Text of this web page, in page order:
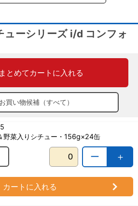
ション・ダイエット 〈犬用〉i/d コンフォ
解ミルクプロテインで、小・中型犬
性消化器症状に対応した療法食です。ま
口サイズの美味しいお肉や、お米、野菜
クプロテイン配合、優れた消化性
クノロジーを採用、ショウガを配合
的に証明された抗酸化成分含有
：ストレス性の消化器症状に配慮し、健
トします
化管のはたらきをサポートします
し免疫力を維持します
ューシリーズ i/d コンフォ
まとめてカートに入れる
お買い物候補（すべて）
野菜入りシチュー・156g×24缶
＋
ー
カートに入れる